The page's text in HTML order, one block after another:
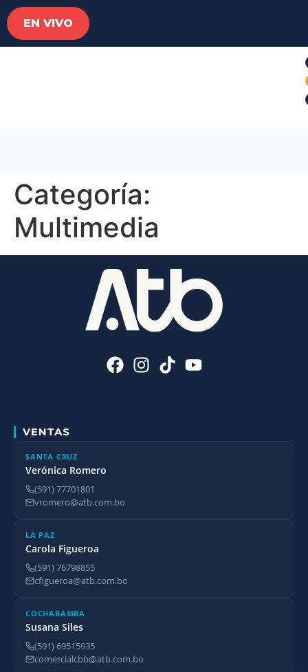
EN VIVO
Categoría:
Multimedia
VENTAS
SANTA CRUZ
Verónica Romero
(591) 77701801
vromero@atb.com.bo
LA PAZ
Carola Figueroa
(591) 76798855
cfigueroa@atb.com.bo
COCHABAMBA
Susana Siles
(591) 69515935
comercialcbb@atb.com.bo